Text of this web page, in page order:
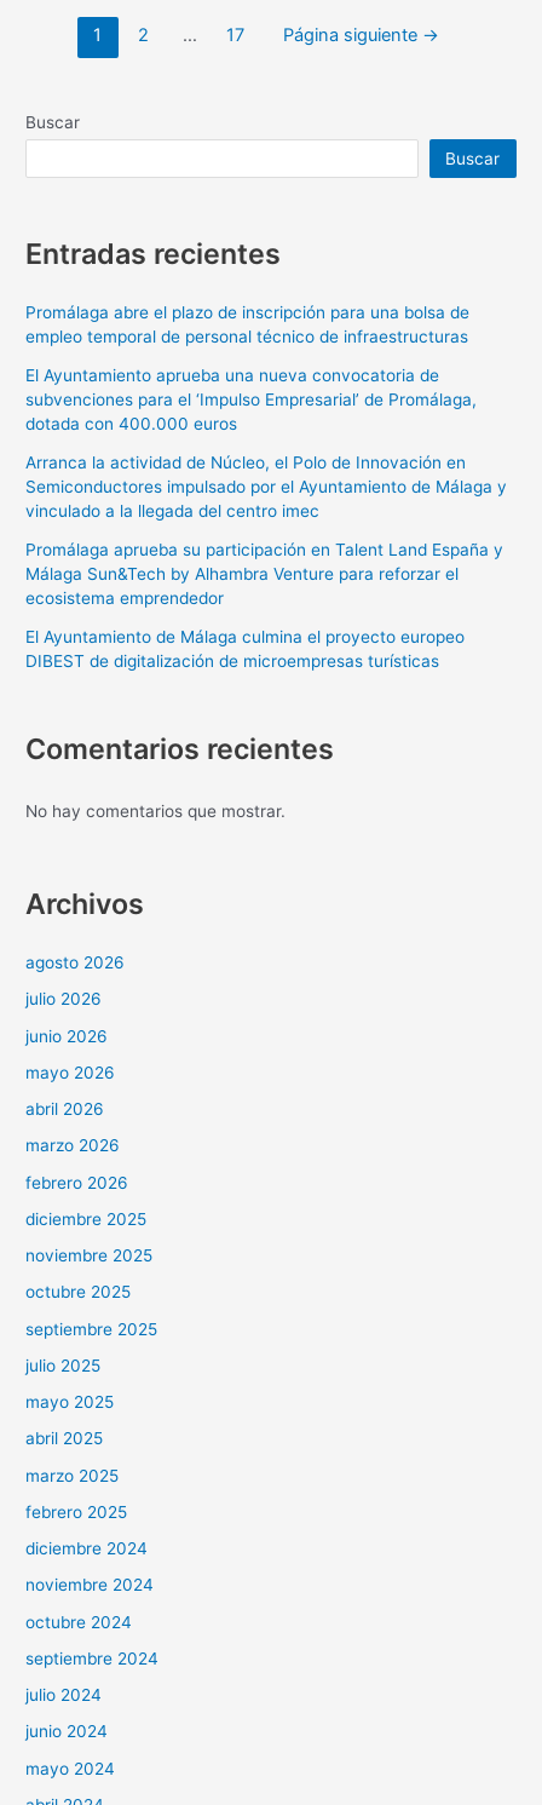
1 2 … 17 Página siguiente →
Buscar
Buscar
Entradas recientes
Promálaga abre el plazo de inscripción para una bolsa de
empleo temporal de personal técnico de infraestructuras
El Ayuntamiento aprueba una nueva convocatoria de
subvenciones para el ‘Impulso Empresarial’ de Promálaga,
dotada con 400.000 euros
Arranca la actividad de Núcleo, el Polo de Innovación en
Semiconductores impulsado por el Ayuntamiento de Málaga y
vinculado a la llegada del centro imec
Promálaga aprueba su participación en Talent Land España y
Málaga Sun&Tech by Alhambra Venture para reforzar el
ecosistema emprendedor
El Ayuntamiento de Málaga culmina el proyecto europeo
DIBEST de digitalización de microempresas turísticas
Comentarios recientes
No hay comentarios que mostrar.
Archivos
agosto 2026
julio 2026
junio 2026
mayo 2026
abril 2026
marzo 2026
febrero 2026
diciembre 2025
noviembre 2025
octubre 2025
septiembre 2025
julio 2025
mayo 2025
abril 2025
marzo 2025
febrero 2025
diciembre 2024
noviembre 2024
octubre 2024
septiembre 2024
julio 2024
junio 2024
mayo 2024